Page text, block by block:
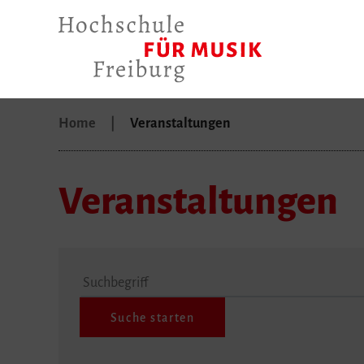
Home Veranstaltungen
Veranstaltungen
Suchbegriff